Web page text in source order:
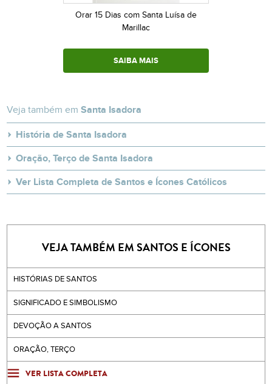
Orar 15 Dias com Santa Luísa de
Marillac
SAIBA MAIS
Veja também emSanta Isadora
História de Santa Isadora
Oração, Terço de Santa Isadora
Ver Lista Completa de Santos e Ícones Católicos
VEJA TAMBÉM EM SANTOS E ÍCONES
HISTÓRIAS DE SANTOS
SIGNIFICADO E SIMBOLISMO
DEVOÇÃO A SANTOS
ORAÇÃO, TERÇO
VER LISTA COMPLETA